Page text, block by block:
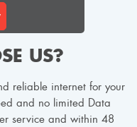
US?
reliable internet for your
and no limited Data
service and within 48